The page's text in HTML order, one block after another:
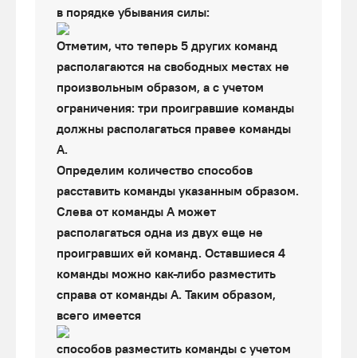
в порядке убывания силы:
Отметим, что теперь 5 других команд
располагаются на свободных местах не
произвольным образом, а с учетом
ограничения: три проигравшие команды
должны располагаться правее команды
А.
Определим количество способов
расставить команды указанным образом.
Слева от команды А может
располагаться одна из двух еще не
проигравших ей команд. Оставшиеся 4
команды можно как-либо разместить
справа от команды А. Таким образом,
всего имеется
способов разместить команды с учетом